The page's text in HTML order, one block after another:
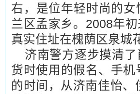
右，是位年轻时尚的
兰区孟家乡。2008年
真实住址在槐荫区泉城
济南警方逐步摸清
货时使用的假名、手
的时间，从济南佳怡